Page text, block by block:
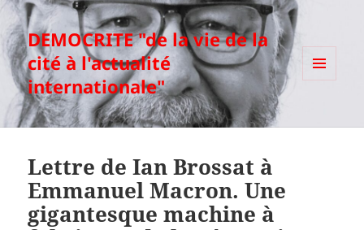
DEMOCRITE "de la vie de la
cité à l'actualité
internationale"
Lettre de Ian Brossat à
Emmanuel Macron. Une
gigantesque machine à